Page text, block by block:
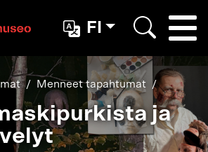
FI
Menneet tapahtumat
ja